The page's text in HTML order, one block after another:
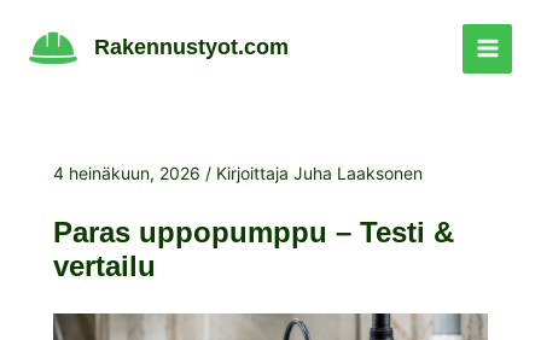
sisältöön
Rakennustyot.com
4 heinäkuun, 2026 / Kirjoittaja Juha Laaksonen
Paras uppopumppu – Testi &
vertailu